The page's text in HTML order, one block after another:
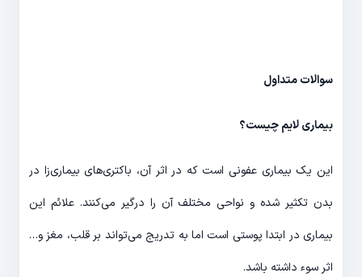
سوالات متداول
بیماری لایم چیست؟
این یک بیماری عفونی است که در اثر آن، باکتری‌های بیماری‌زا در
بدن تکثیر شده و نواحی مختلف آن را درگیر می‌کنند. علائم این
بیماری در ابتدا پوستی است اما به تدریج می‌تواند بر قلب، مغز و…
اثر سوء داشته باشد.